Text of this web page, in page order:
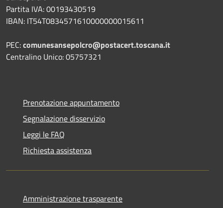
Partita IVA: 00193430519
IBAN: IT54T0834571610000000015611
PEC:comunesansepolcro@postacert.toscana.it
Centralino Unico: 05757321
Prenotazione appuntamento
Segnalazione disservizio
Leggi le FAQ
Richiesta assistenza
Amministrazione trasparente